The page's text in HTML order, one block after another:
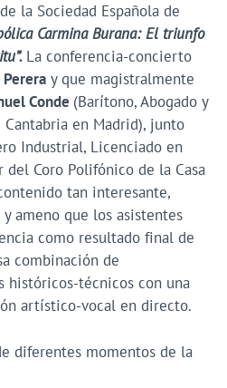
la Sociedad Española de
Carmina Burana: El triunfo
La conferencia-concierto
Pereray que magistralmente
Conde (Barítono, Abogado y
en Madrid), junto
Industrial, Licenciado en
del Coro Polifónico de la Casa
tan interesante,
ameno que los asistentes
como resultado final de
combinación de
históricos-técnicos con una
artístico-vocal en directo.
diferentes momentos de la